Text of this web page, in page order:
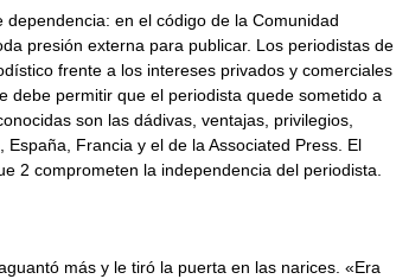
en el código de la Comunidad
presión externa para publicar. Los periodistas de
frente a los intereses privados y comerciales
debe permitir que el periodista quede sometido a
son las dádivas, ventajas, privilegios,
Francia y el de la Associated Press. El
2 comprometen la independencia del periodista.
más y le tiró la puerta en las narices. «Era